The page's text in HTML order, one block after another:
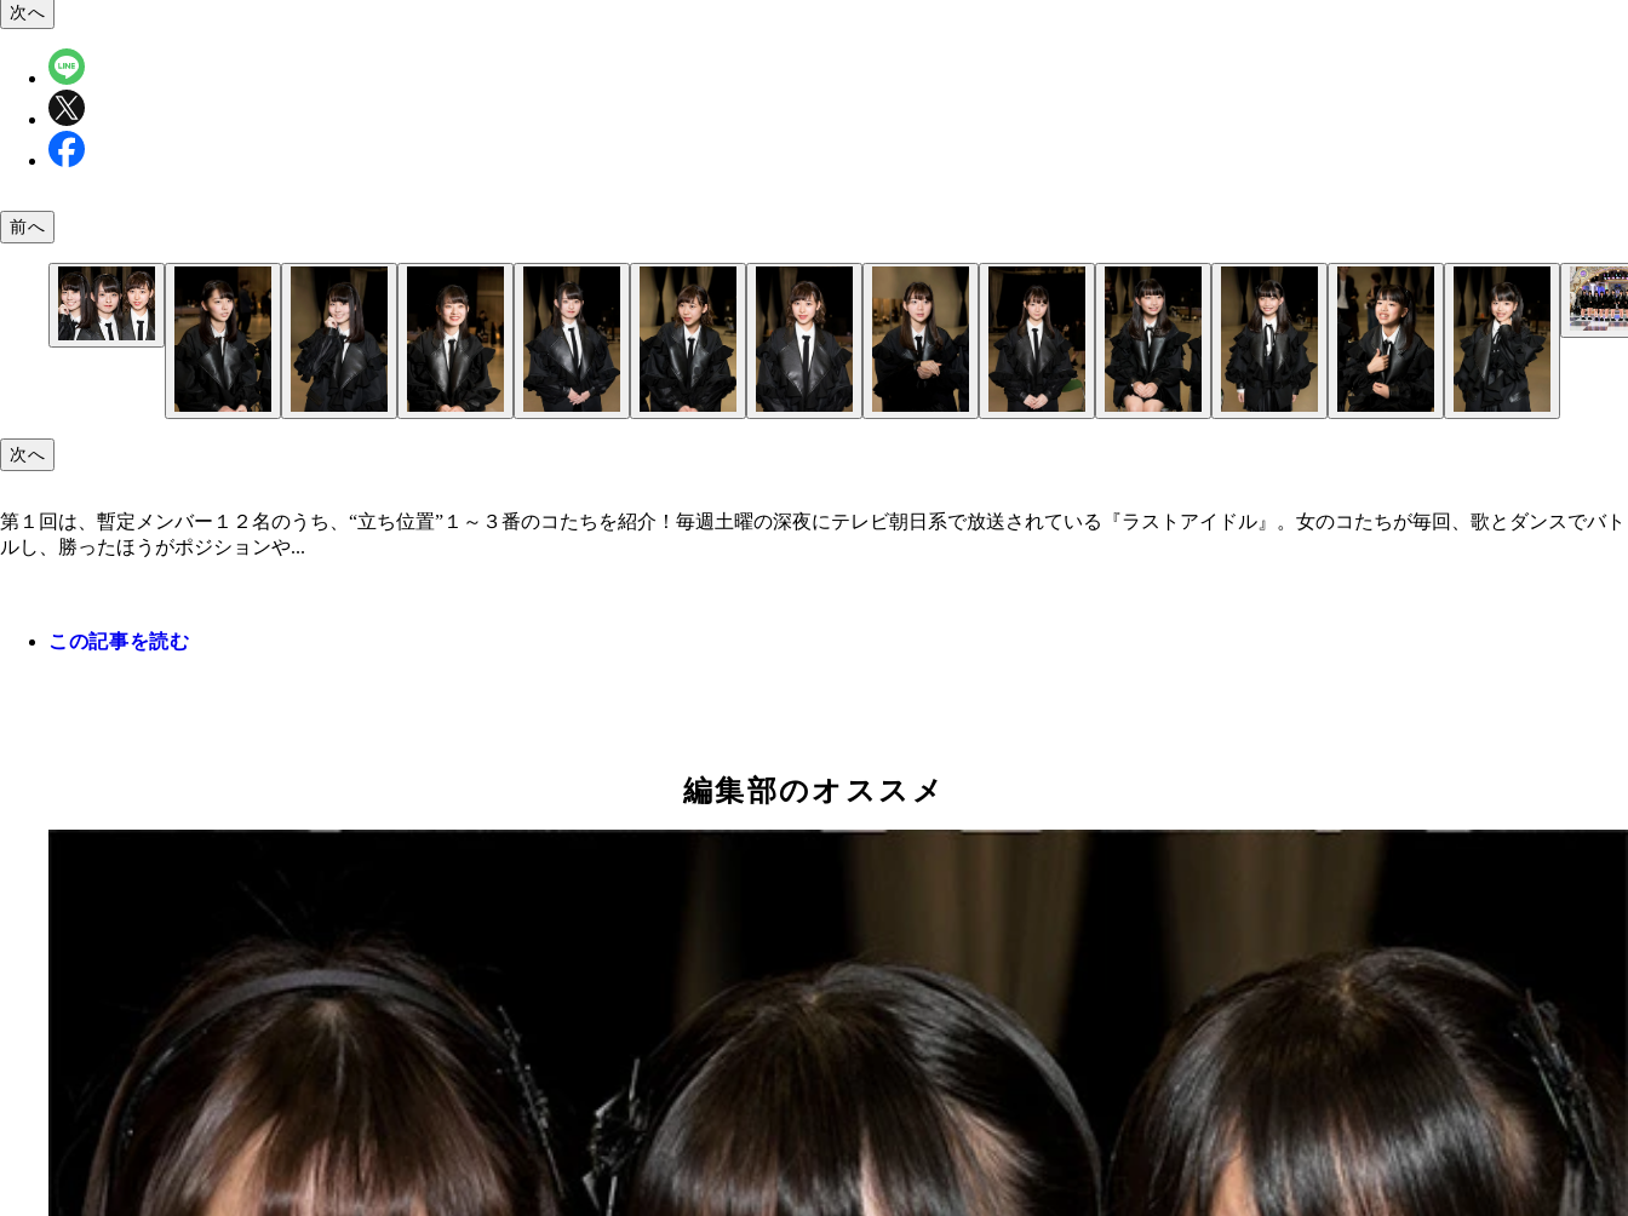
次へ
前へ
次へ
第１回は、暫定メンバー１２名のうち、“立ち位置”１～３番のコたちを紹介！毎週土曜の深夜にテレビ朝日系で放送されている『ラストアイドル』。女のコたちが毎回、歌とダンスでバト
ルし、勝ったほうがポジションや...
この記事を読む
編集部のオススメ